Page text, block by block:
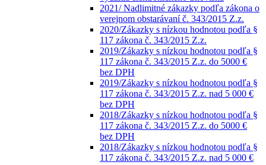
2021/ Nadlimitné zákazky podľa zákona o
verejnom obstarávaní č. 343/2015 Z.z.
2020/Zákazky s nízkou hodnotou podľa §
117 zákona č. 343/2015 Z.z.
2019/Zákazky s nízkou hodnotou podľa §
117 zákona č. 343/2015 Z.z. do 5000 €
bez DPH
2019/Zákazky s nízkou hodnotou podľa §
117 zákona č. 343/2015 Z.z. nad 5 000 €
bez DPH
2018/Zákazky s nízkou hodnotou podľa §
117 zákona č. 343/2015 Z.z. do 5000 €
bez DPH
2018/Zákazky s nízkou hodnotou podľa §
117 zákona č. 343/2015 Z.z. nad 5 000 €